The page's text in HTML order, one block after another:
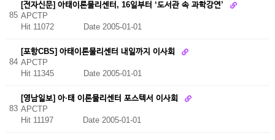
85
[전자신문] 아태이론물리센터, 16일부터 ‘도서관 속 과학강연’
APCTP
Hit 11072
Date 2005-01-01
84
[포항CBS] 아태이론물리센터 내일까지 이사회
APCTP
Hit 11345
Date 2005-01-01
83
[영남일보] 아·태 이론물리센터 포스텍서 이사회
APCTP
Hit 11197
Date 2005-01-01